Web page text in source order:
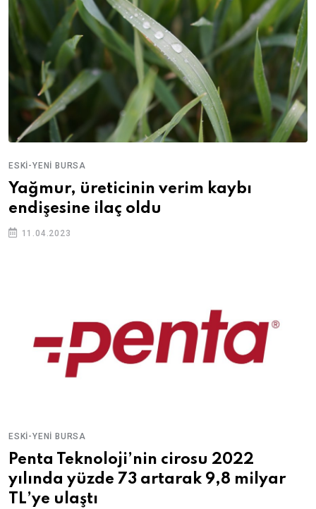
ESKI-YENI BURSA
Yağmur, üreticinin verim kaybı
endişesine ilaç oldu
11.04.2023
ESKI-YENI BURSA
Penta Teknoloji’nin cirosu 2022
yılında yüzde 73 artarak 9,8 milyar
TL’ye ulaştı